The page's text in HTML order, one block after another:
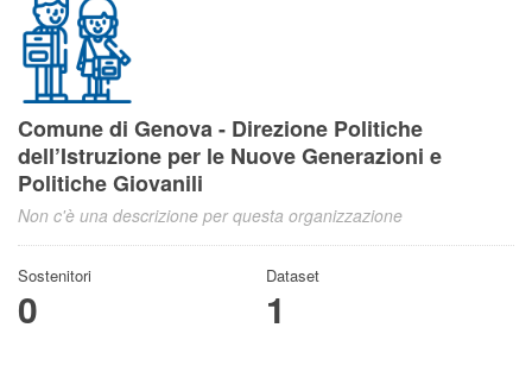
Comune di Genova - Direzione Politiche
dell’Istruzione per le Nuove Generazioni e
Politiche Giovanili
Non c'è una descrizione per questa organizzazione
Sostenitori
0
Dataset
1